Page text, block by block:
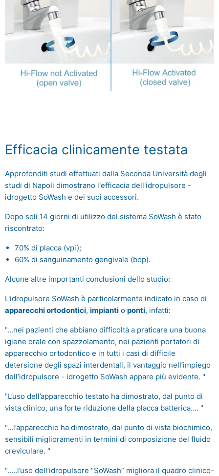
Efficacia clinicamente testata
Approfonditi studi effettuati dalla Seconda Università degli
studi di Napoli dimostrano l'efficacia dell'idropulsore -
idrogetto SoWash e dei suoi accessori.
Dopo soli 14 giorni di utilizzo del sistema SoWash è stato
riscontrato:
70% di placca (vpi);
60% di sanguinamento gengivale (bop).
Alcune altre importanti conclusioni dello studio:
L'idropulsore SoWash è particolarmente indicato in caso di
apparecchi ortodontici, impianti o ponti, infatti:
"…nei pazienti che abbiano difficoltà a praticare una buona
igiene orale con spazzolamento, nei pazienti portatori di
apparecchio ortodontico e in tutti i casi di difficile
detersione degli spazi interdentali, il vantaggio nell’impiego
dell’idropulsore - idrogetto SoWash appare più evidente. "
"L’uso dell’apparecchio testato ha dimostrato, dal punto di
vista clinico, una forte riduzione della placca batterica…. "
"…l’apparecchio ha dimostrato, dal punto di vista biochimico,
sensibili miglioramenti in termini di composizione del fluido
creviculare. "
".....l’uso dell’idropulsore “SoWash” migliora il quadro clinico-